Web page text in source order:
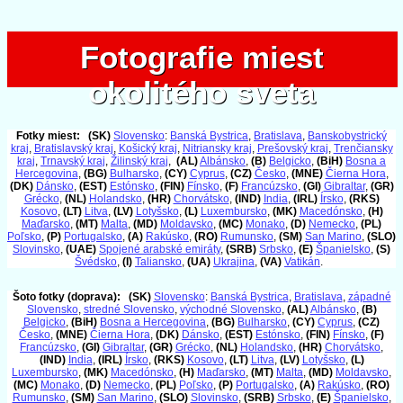
Fotografie miest
okolitého sveta
Fotografie miest
okolitého sveta
Fotky miest: (SK) Slovensko: Banská Bystrica, Bratislava, Banskobystrický
kraj, Bratislavský kraj, Košický kraj, Nitriansky kraj, Prešovský kraj, Trenčiansky
kraj, Trnavský kraj, Žilinský kraj, (AL)Albánsko, (B) Belgicko, (BiH) Bosna a
Hercegovina, (BG) Bulharsko, (CY) Cyprus, (CZ) Česko, (MNE) Čierna Hora,
(DK) Dánsko, (EST) Estónsko, (FIN) Fínsko, (F) Francúzsko, (GI) Gibraltar, (GR)
Grécko, (NL) Holandsko, (HR) Chorvátsko, (IND) India, (IRL) Írsko, (RKS)
Kosovo, (LT) Litva, (LV) Lotyšsko, (L) Luxembursko, (MK) Macedónsko, (H)
Maďarsko, (MT) Malta, (MD) Moldavsko, (MC) Monako, (D) Nemecko, (PL)
Poľsko, (P) Portugalsko, (A) Rakúsko, (RO) Rumunsko, (SM) San Marino, (SLO)
Slovinsko, (UAE) Spojené arabské emiráty, (SRB) Srbsko, (E) Španielsko, (S)
Švédsko, (I) Taliansko, (UA) Ukrajina, (VA) Vatikán.
Šoto fotky (doprava): (SK) Slovensko: Banská Bystrica, Bratislava, západné
Slovensko, stredné Slovensko, východné Slovensko, (AL)Albánsko, (B)
Belgicko, (BiH) Bosna a Hercegovina, (BG) Bulharsko, (CY) Cyprus, (CZ)
Česko, (MNE) Čierna Hora, (DK) Dánsko, (EST) Estónsko, (FIN) Fínsko, (F)
Francúzsko, (GI) Gibraltar, (GR) Grécko, (NL) Holandsko, (HR) Chorvátsko,
(IND) India, (IRL) Írsko, (RKS) Kosovo, (LT) Litva, (LV) Lotyšsko, (L)
Luxembursko, (MK) Macedónsko, (H) Maďarsko, (MT) Malta, (MD) Moldavsko,
(MC) Monako, (D) Nemecko, (PL) Poľsko, (P) Portugalsko, (A) Rakúsko, (RO)
Rumunsko, (SM) San Marino, (SLO) Slovinsko, (SRB) Srbsko, (E) Španielsko,